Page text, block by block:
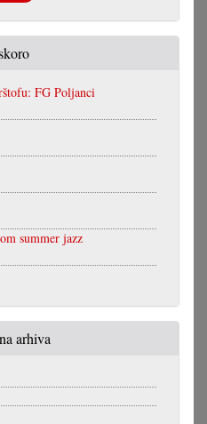
FG Poljanci
summer jazz
arhiva